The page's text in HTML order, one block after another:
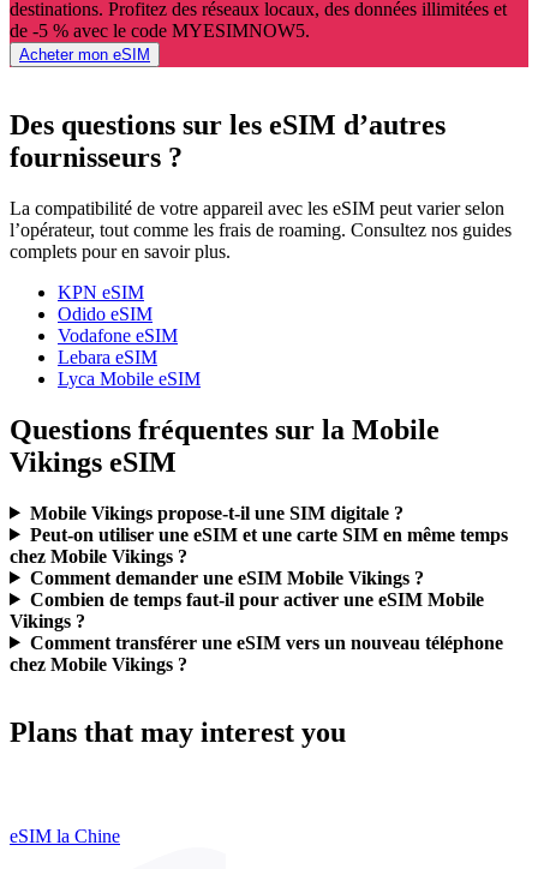
destinations. Profitez des réseaux locaux, des données illimitées et
de -5 % avec le code MYESIMNOW5.
Acheter mon eSIM
Des questions sur les eSIM d’autres
fournisseurs ?
La compatibilité de votre appareil avec les eSIM peut varier selon
l’opérateur, tout comme les frais de roaming. Consultez nos guides
complets pour en savoir plus.
KPN eSIM
Odido eSIM
Vodafone eSIM
Lebara eSIM
Lyca Mobile eSIM
Questions fréquentes sur la Mobile
Vikings eSIM
Mobile Vikings propose-t-il une SIM digitale ?
Peut-on utiliser une eSIM et une carte SIM en même temps
chez Mobile Vikings ?
Comment demander une eSIM Mobile Vikings ?
Combien de temps faut-il pour activer une eSIM Mobile
Vikings ?
Comment transférer une eSIM vers un nouveau téléphone
chez Mobile Vikings ?
Plans that may interest you
eSIM la Chine